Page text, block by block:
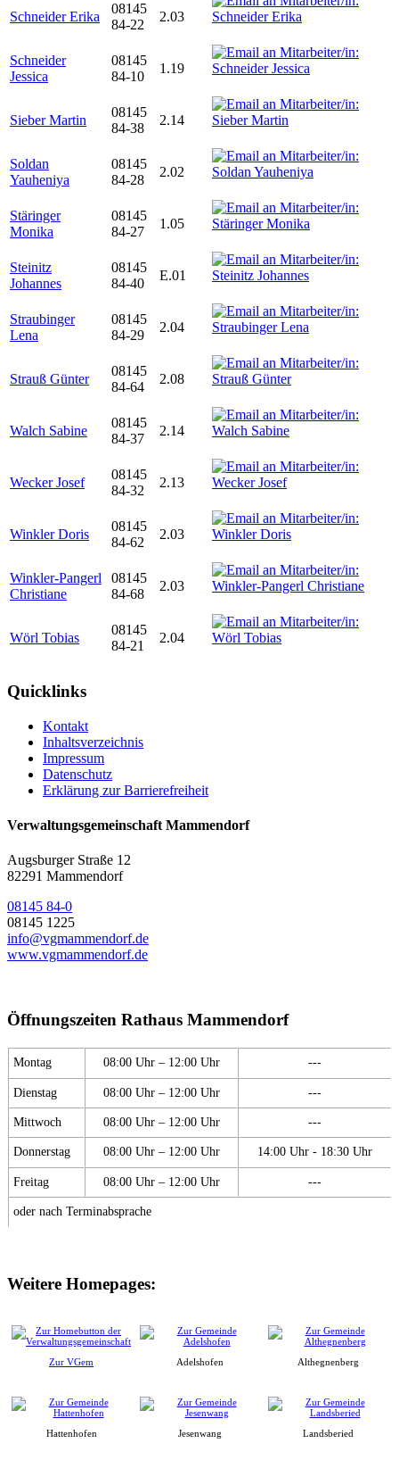
Schneider Erika
08145
84-22
2.03
Schneider
Jessica
08145
84-10
1.19
Sieber Martin
08145
84-38
2.14
Soldan
Yauheniya
08145
84-28
2.02
Stäringer
Monika
08145
84-27
1.05
Steinitz
Johannes
08145
84-40
E.01
Straubinger
Lena
08145
84-29
2.04
Strauß Günter
08145
84-64
2.08
Walch Sabine
08145
84-37
2.14
Wecker Josef
08145
84-32
2.13
Winkler Doris
08145
84-62
2.03
Winkler-Pangerl
Christiane
08145
84-68
2.03
Wörl Tobias
08145
84-21
2.04
Quicklinks
Kontakt
Inhaltsverzeichnis
Impressum
Datenschutz
Erklärung zur Barrierefreiheit
Verwaltungsgemeinschaft Mammendorf
Augsburger Straße 12
82291 Mammendorf
08145 84-0
08145 1225
info@vgmammendorf.de
www.vgmammendorf.de
Öffnungszeiten Rathaus Mammendorf
Montag 08:00 Uhr – 12:00 Uhr ---
Dienstag 08:00 Uhr – 12:00 Uhr ---
Mittwoch 08:00 Uhr – 12:00 Uhr ---
Donnerstag 08:00 Uhr – 12:00 Uhr 14:00 Uhr - 18:30 Uhr
Freitag 08:00 Uhr – 12:00 Uhr ---
oder nach Terminabsprache
Weitere Homepages:
Zur VGem Adelshofen Althegnenberg
Hattenhofen Jesenwang Landsberied